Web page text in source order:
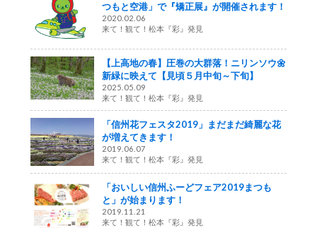
つもと空港」で『矯正展』が開催されます！
2020.02.06
来て！観て！松本『彩』発見
【上高地の春】圧巻の大群落！ニリンソウ🌼
新緑に映えて【見頃５月中旬～下旬】
2025.05.09
来て！観て！松本『彩』発見
「信州花フェスタ2019」まだまだ綺麗な花
が増えてきます！
2019.06.07
来て！観て！松本『彩』発見
「おいしい信州ふーどフェア2019まつも
と」が始まります！
2019.11.21
来て！観て！松本『彩』発見